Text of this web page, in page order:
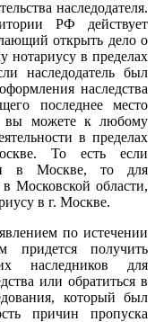
наследодателя.
РФ действует
открыть дело о
нотариусу в пределах
наследодатель был
наследства
последнее место
вы можете к любому
в пределах
То есть если
в Москве, то для
Московской области,
в г. Москве.
по истечении
придется получить
наследников для
или обратиться в
который был
причин пропуска